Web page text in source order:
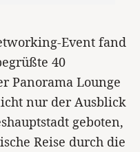
Event fand
40
Panorama Lounge
nur der Ausblick
geboten,
Reise durch die